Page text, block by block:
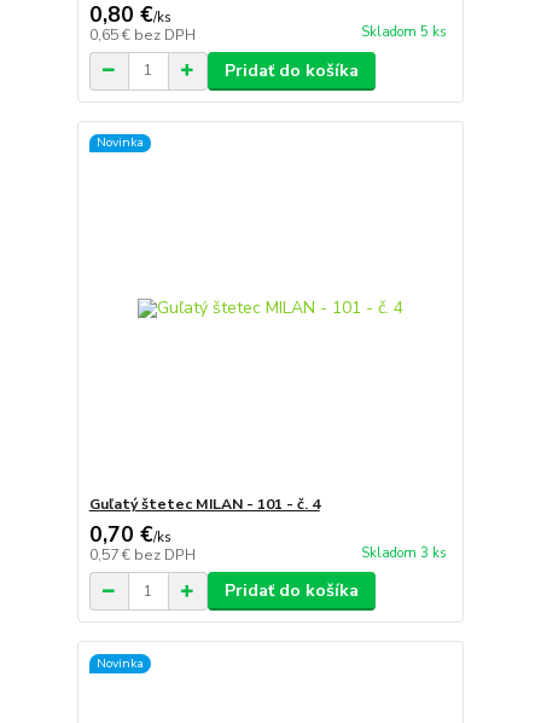
0,80 €/ks
0,65 € bez DPH Skladom 5 ks
Pridať do košíka
Novinka
Guľatý štetec MILAN - 101 - č. 4
0,70 €/ks
0,57 € bez DPH Skladom 3 ks
Pridať do košíka
Novinka